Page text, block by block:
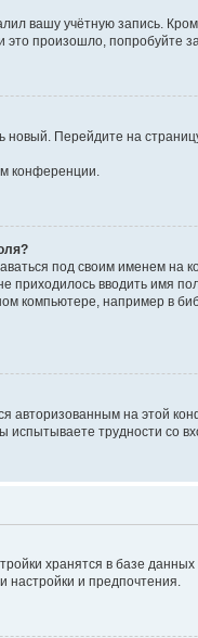
вашу учётную запись.
произошло, попробуйте
новый. Перейдите на
конференции.
под своим именем на
приходилось вводить имя
компьютере, например в
авторизованным на этой
трудности
хранятся в базе
настройки и предпочтения.